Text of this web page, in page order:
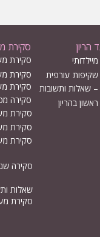
סקירת
סקירת
סקירת
סקירת
סקירה
סקירת
סקירת
סקירת
סקירה
שאלות
סקירת
הריון
עורפית
שאלות ותשובות
בהריון